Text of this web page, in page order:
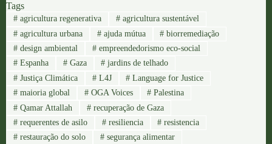
Tags
#agricultura regenerativa #agricultura sustentável
#agricultura urbana #ajuda mútua # biorremediação
#design ambiental #empreendedorismo eco-social
#Espanha #Gaza # jardins de telhado
#Justiça Climática #L4J # Language for Justice
#maioria global #OGA Voices # Palestina
#Qamar Attallah #recuperação de Gaza
#requerentes de asilo #resiliencia # resistencia
#restauração do solo #segurança alimentar